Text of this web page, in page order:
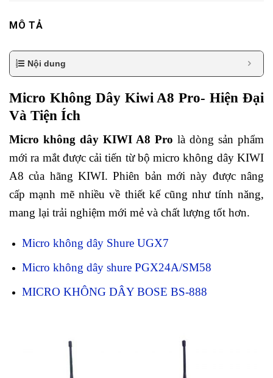
MÔ TẢ
Nội dung
Micro Không Dây Kiwi A8 Pro- Hiện Đại
Và Tiện Ích
Micro không dây KIWI A8 Pro là dòng sản phẩm
mới ra mắt được cải tiến từ bộ micro không dây KIWI
A8 của hãng KIWI. Phiên bản mới này được nâng
cấp mạnh mẽ nhiều về thiết kế cũng như tính năng,
mang lại trải nghiệm mới mẻ và chất lượng tốt hơn.
Micro không dây Shure UGX7
Micro không dây shure PGX24A/SM58
MICRO KHÔNG DÂY BOSE BS-888